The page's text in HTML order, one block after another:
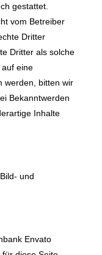
gestattet.
vom Betreiber
Dritter
Dritter als solche
eine
werden, bitten wir
Bekanntwerden
Inhalte
und
Envato